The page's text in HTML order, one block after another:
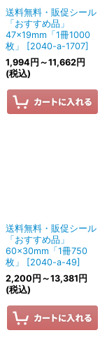
送料無料・販促シール
「おすすめ品」
47×19mm「1冊1000
枚」
[2040-a-1707]
1,994 円 ～11,662円
(税込)
送料無料・販促シール
「おすすめ品」
60×30mm「1冊750
枚」
[2040-a-49]
2,200 円 ～13,381 円
(税込)